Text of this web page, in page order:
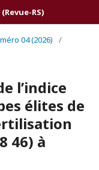
RS)
04 (2026)
/
l’indice
élites de
46) à